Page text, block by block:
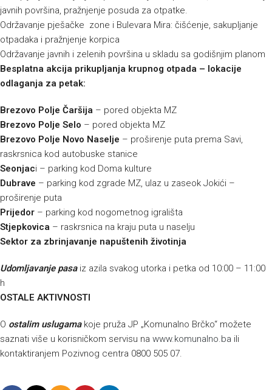
javnih površina, pražnjenje posuda za otpatke.
Održavanje pješačke zone i Bulevara Mira: čišćenje, sakupljanje
otpadaka i pražnjenje korpica
Održavanje javnih i zelenih površina u skladu sa godišnjim planom
Besplatna akcija prikupljanja krupnog otpada – lokacije
odlaganja za petak:
Brezovo Polje Čaršija – pored objekta MZ
Brezovo Polje Selo – pored objekta MZ
Brezovo Polje Novo Naselje – proširenje puta prema Savi,
raskrsnica kod autobuske stanice
Seonjaci – parking kod Doma kulture
Dubrave – parking kod zgrade MZ, ulaz u zaseok Jokići –
proširenje puta
Prijedor – parking kod nogometnog igrališta
Stjepkovica – raskrsnica na kraju puta u naselju
Sektor za zbrinjavanje napuštenih životinja
Udomljavanje pasaiz azila svakog utorka i petka od 10:00 – 11:00
h
OSTALE AKTIVNOSTI
O ostalim uslugamakoje pruža JP „Komunalno Brčko“ možete
saznati više u korisničkom servisu na www.komunalno.ba ili
kontaktiranjem Pozivnog centra 0800 505 07.